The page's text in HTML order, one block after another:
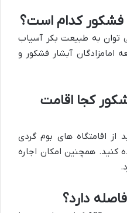
فشکور کدام است؟
توان به طبیعت بکر آسیاب
امامزادگان آبشار فشکور و
کجا اقامت
از اقامتگاه های بوم گردی
کنید. همچنین امکان اجاره
دارد؟